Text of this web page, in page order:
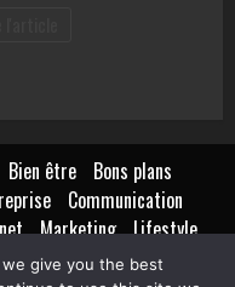
Bien être
Bons plans
Communication
Marketing Lifestyle
Maternité
Métiers
give you the best